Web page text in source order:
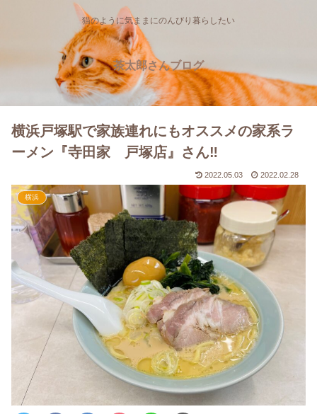
猫のように気ままにのんびり暮らしたい
茶太郎さんブログ
横浜戸塚駅で家族連れにもオススメの家系ラ
ーメン『寺田家 戸塚店』さん‼
2022.05.03 2022.02.28
横浜